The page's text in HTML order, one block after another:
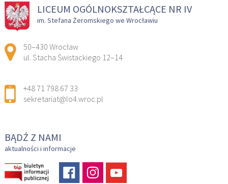
LICEUM OGÓLNOKSZTAŁCĄCE NR IV
im. Stefana Żeromskiego we Wrocławiu
Adres pocztowy:
50–430 Wrocław
ul. Stacha Świstackiego 12–14
+48 71 798 67 33
sekretariat@lo4.wroc.pl
BĄDŹ Z NAMI
aktualności i informacje